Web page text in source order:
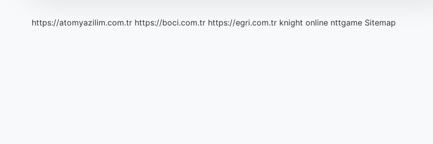
https://atomyazilim.com.tr https://boci.com.tr https://egri.com.tr knight online nttgame Sitemap